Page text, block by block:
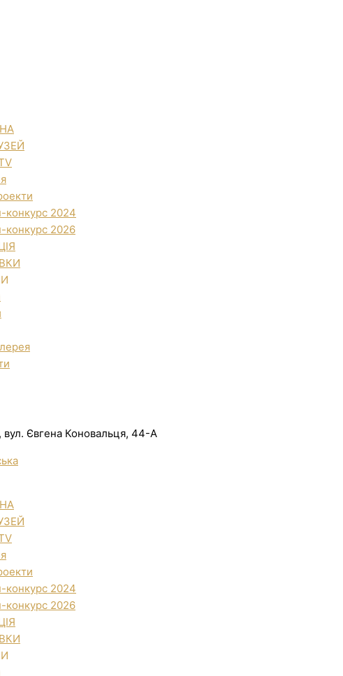
конкурс 2024
конкурс 2026
вул. Євгена Коновальця, 44-А
конкурс 2024
конкурс 2026